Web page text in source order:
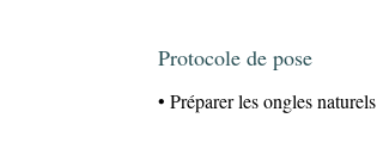
Protocole de pose
• Préparer les ongles naturels